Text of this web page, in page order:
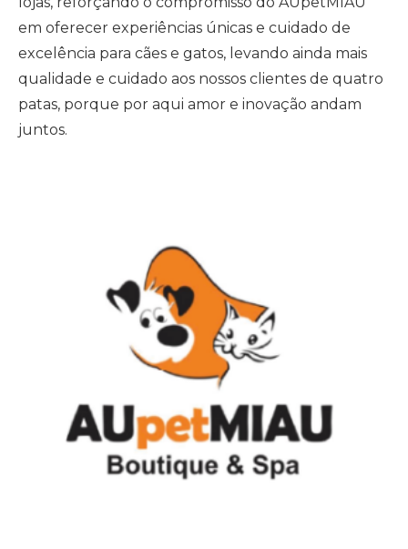
em oferecer experiências únicas e cuidado de
excelência para cães e gatos, levando ainda mais
qualidade e cuidado aos nossos clientes de quatro
patas, porque por aqui amor e inovação andam
juntos.